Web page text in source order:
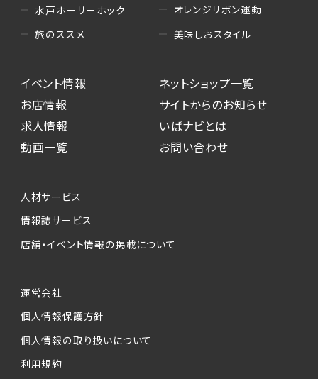
水戸ホーリーホック
旅のススメ
オレンジリボン運動
美味しおスタイル
イベント情報
お店情報
求人情報
動画一覧
ネットショップ一覧
サイトからのお知らせ
いばナビとは
お問い合わせ
人材サービス
情報誌サービス
店舗・イベント情報の掲載について
運営会社
個人情報保護方針
個人情報の取り扱いについて
利用規約